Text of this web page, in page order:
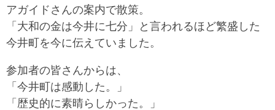
アガイドさんの案内で散策。
「大和の金は今井に七分」と言われるほど繁盛した
今井町を今に伝えていました。
参加者の皆さんからは、
「今井町は感動した。」
「歴史的に素晴らしかった。」